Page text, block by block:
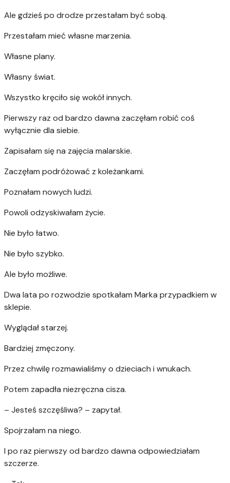
Ale gdzieś po drodze przestałam być sobą.
Przestałam mieć własne marzenia.
Własne plany.
Własny świat.
Wszystko kręciło się wokół innych.
Pierwszy raz od bardzo dawna zaczęłam robić coś
wyłącznie dla siebie.
Zapisałam się na zajęcia malarskie.
Zaczęłam podróżować z koleżankami.
Poznałam nowych ludzi.
Powoli odzyskiwałam życie.
Nie było łatwo.
Nie było szybko.
Ale było możliwe.
Dwa lata po rozwodzie spotkałam Marka przypadkiem w
sklepie.
Wyglądał starzej.
Bardziej zmęczony.
Przez chwilę rozmawialiśmy o dzieciach i wnukach.
Potem zapadła niezręczna cisza.
– Jesteś szczęśliwa? – zapytał.
Spojrzałam na niego.
I po raz pierwszy od bardzo dawna odpowiedziałam
szczerze.